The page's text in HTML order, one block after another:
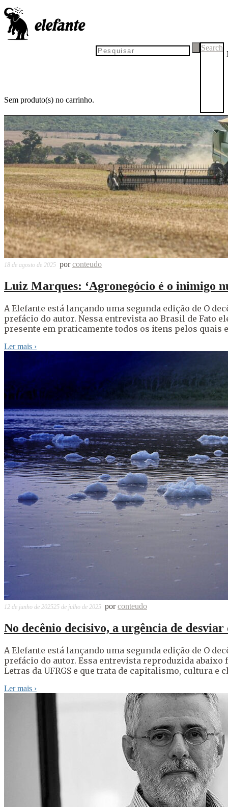
Sem produto(s) no carrinho.
Search
18 de agosto de 2025 porconteudo
Luiz Marques: ‘Agronegócio é o inimigo
A Elefante está lançando uma segunda edição de O
prefácio do autor. Nessa entrevista ao Brasil de Fato
presente em praticamente todos os itens pelos quais
Ler mais ›
12 de junho de 202525 de julho de 2025 porconteudo
No decênio decisivo, a urgência de desviar
A Elefante está lançando uma segunda edição de O
prefácio do autor. Essa entrevista reproduzida
Letras da UFRGS e que trata de capitalismo, cultura e
Ler mais ›